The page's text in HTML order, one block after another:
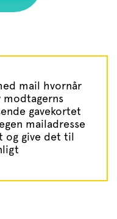
mail hvornår
modtagerns
gavekortet
mailadresse
og give det til